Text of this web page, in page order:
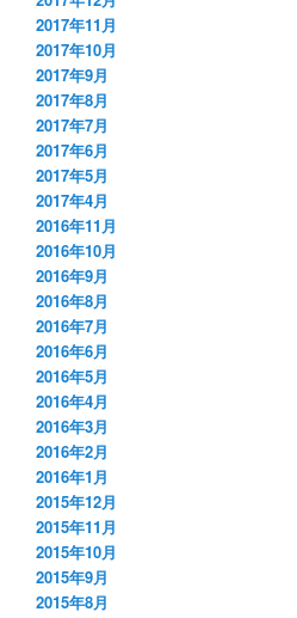
2017年11月
2017年10月
2017年9月
2017年8月
2017年7月
2017年6月
2017年5月
2017年4月
2016年11月
2016年10月
2016年9月
2016年8月
2016年7月
2016年6月
2016年5月
2016年4月
2016年3月
2016年2月
2016年1月
2015年12月
2015年11月
2015年10月
2015年9月
2015年8月